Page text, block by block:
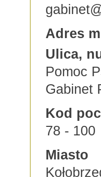
Adres
Ulica,
Pomoc
Gabinet
Kod
78 - 100
Miasto